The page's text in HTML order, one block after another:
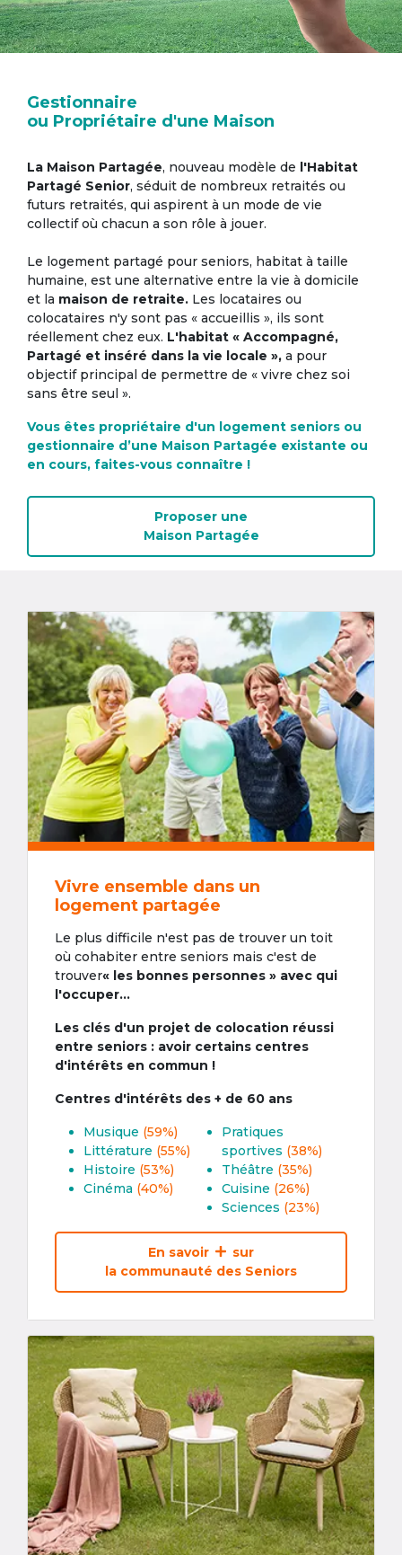
Gestionnaire
ou Propriétaire d'une Maison
La Maison Partagée, nouveau modèle de l'Habitat
Partagé Senior, séduit de nombreux retraités ou
futurs retraités, qui aspirent à un mode de vie
collectif où chacun a son rôle à jouer.
Le logement partagé pour seniors, habitat à taille
humaine, est une alternative entre la vie à domicile
et la maison de retraite. Les locataires ou
colocataires n'y sont pas « accueillis », ils sont
réellement chez eux. L'habitat « Accompagné,
Partagé et inséré dans la vie locale », a pour
objectif principal de permettre de « vivre chez soi
sans être seul ».
Vous êtes propriétaire d'un logement seniors ou
gestionnaire d’une Maison Partagée existante ou
en cours, faites-vous connaître !
Proposer une
Maison Partagée
Vivre ensemble dans un
logement partagée
Le plus difficile n'est pas de trouver un toit
où cohabiter entre seniors mais c'est de
trouver« les bonnes personnes » avec qui
l'occuper...
Les clés d'un projet de colocation réussi
entre seniors : avoir certains centres
d'intérêts en commun !
Centres d'intérêts des + de 60 ans
Musique (59%)
Littérature (55%)
Histoire (53%)
Cinéma (40%)
Pratiques
sportives (38%)
Théâtre (35%)
Cuisine (26%)
Sciences (23%)
En savoir
sur
la communauté des Seniors